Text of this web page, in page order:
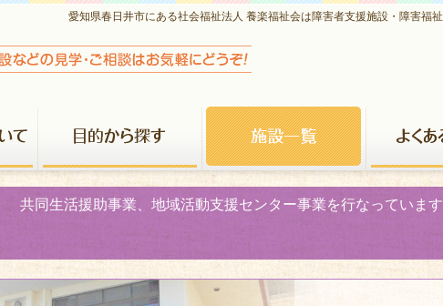
愛知県春日井市にある社会福祉法人 養楽福祉会は障害者支援施設・障害福
目的から探す
共同生活援助事業、地域活動支援センター事業を行なっていま